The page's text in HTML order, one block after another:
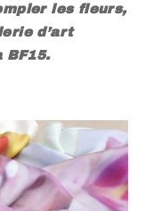
les fleurs,
d’art
BF15.